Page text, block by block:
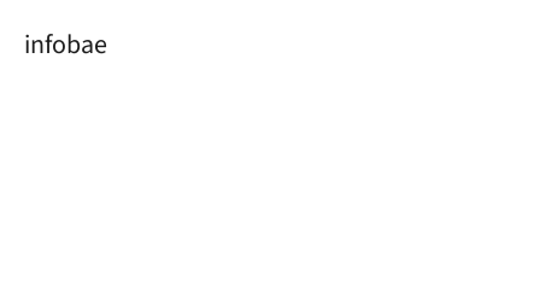
infobae